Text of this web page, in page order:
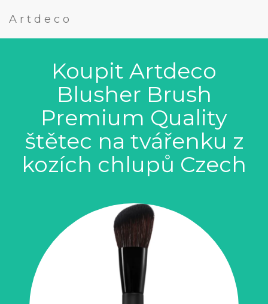
Artdeco
Koupit Artdeco
Blusher Brush
Premium Quality
štětec na tvářenku z
kozích chlupů Czech